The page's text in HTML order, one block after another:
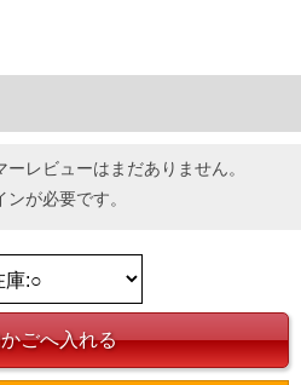
レビューはまだありません。
ンが必要です。